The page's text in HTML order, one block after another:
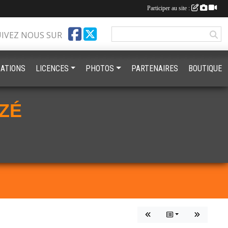
NOUS SUR
LICENCES PHOTOS PARTENAIRES BOUTIQUE
Participer au site :